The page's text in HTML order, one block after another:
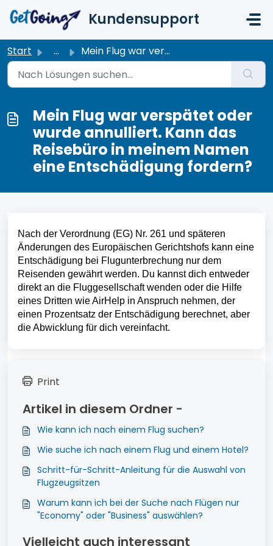
Kundensupport
Start ... Mein Flug war verspätet oder wurde annulliert. Kann das R...
Mein Flug war verspätet oder
wurde annulliert. Kann das
Reisebüro in meinem Namen
eine Entschädigung fordern?
Nach der Verordnung (EG) Nr. 261 und späteren
Änderungen des Europäischen Gerichtshofs kann eine
Entschädigung bei Flugunterbrechung nur dem
Reisenden gewährt werden. Du kannst dich entweder
direkt an die Fluggesellschaft wenden oder die Hilfe
eines Dritten wie AirHelp in Anspruch nehmen, der
einen Prozentsatz der Entschädigung berechnet, aber
die Abwicklung für dich vereinfacht.
Print
Artikel in diesem Ordner -
Wie kann ich nach einem Flug suchen?
Wie suche ich nach einem Flug und einem Hotel?
Schritt-für-Schritt-Anleitung für die Auswahl von
Flugzeugsitzen
Warum kann ich bei der Suche nach Flügen nur
"Economy" oder "Business" auswählen?
Vielleicht auch interessant